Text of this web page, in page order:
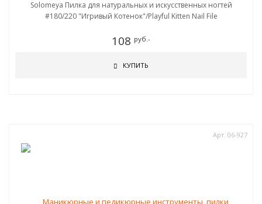
Solomeya Пилка для натуральных и искусственных ногтей
#180/220 "Игривый Котенок"/Playful Kitten Nail File
108 руб.-
КУПИТЬ
Арт. 06-927